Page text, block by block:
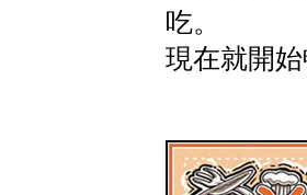
吃。
現在就開